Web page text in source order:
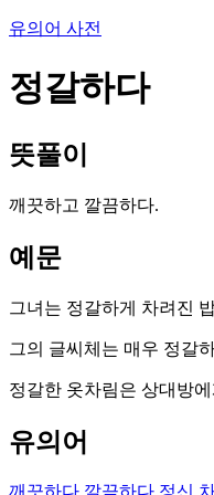
유의어 사전
정갈하다
뜻풀이
깨끗하고 깔끔하다.
예문
그녀는 정갈하게 차려진
그의 글씨체는 매우 정갈
정갈한 옷차림은 상대방
유의어